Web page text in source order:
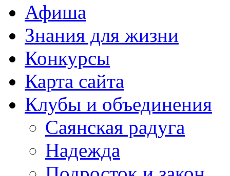
Афиша
Знания для жизни
Конкурсы
Карта сайта
Клубы и объединения
Саянская радуга
Надежда